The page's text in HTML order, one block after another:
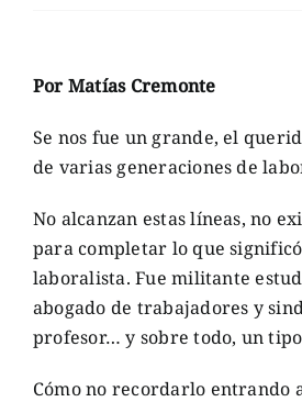
Por Matías Cremonte
Se nos fue un grande, el
de varias generaciones de
No alcanzan estas líneas, no
para completar lo que
laboralista. Fue militante
abogado de trabajadores y
profesor… y sobre todo, un
Cómo no recordarlo entrando